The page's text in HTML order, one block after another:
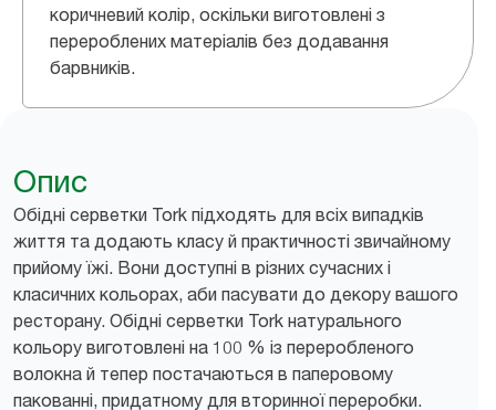
коричневий колір, оскільки виготовлені з
перероблених матеріалів без додавання
барвників.
Опис
Обідні серветки Tork підходять для всіх випадків
життя та додають класу й практичності звичайному
прийому їжі. Вони доступні в різних сучасних і
класичних кольорах, аби пасувати до декору вашого
ресторану. Обідні серветки Tork натурального
кольору виготовлені на 100 % із переробленого
волокна й тепер постачаються в паперовому
пакованні, придатному для вторинної переробки.